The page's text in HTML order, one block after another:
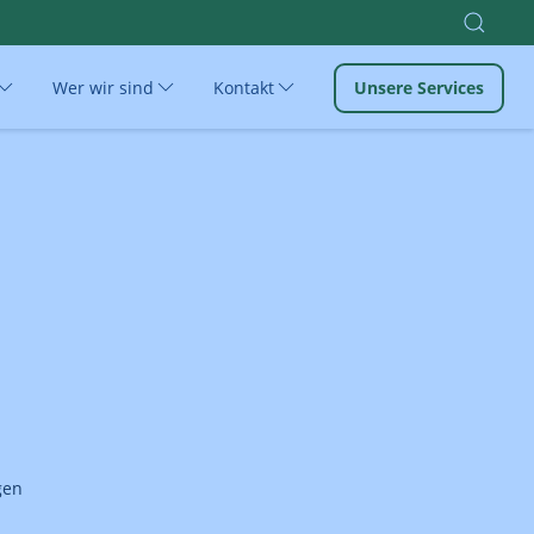
Wer wir sind Kontakt Unsere Services